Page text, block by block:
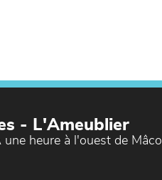
- L'Ameublier
heure à l'ouest de